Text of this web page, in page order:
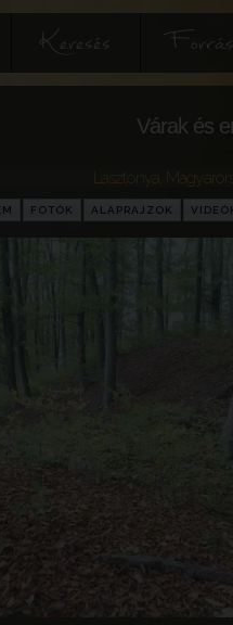
Keresés
Várak és
Lasztonya
FOTÓK ALAPRAJZOK